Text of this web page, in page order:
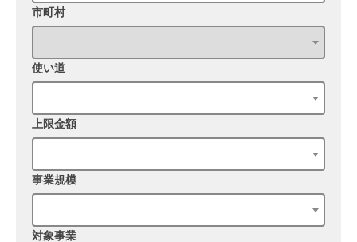
市町村
使い道
上限金額
事業規模
対象事業